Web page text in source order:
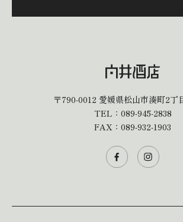
〒790-0012 愛媛県松山市湊町2丁
TEL： 089-945-2838
FAX：089-932-1903